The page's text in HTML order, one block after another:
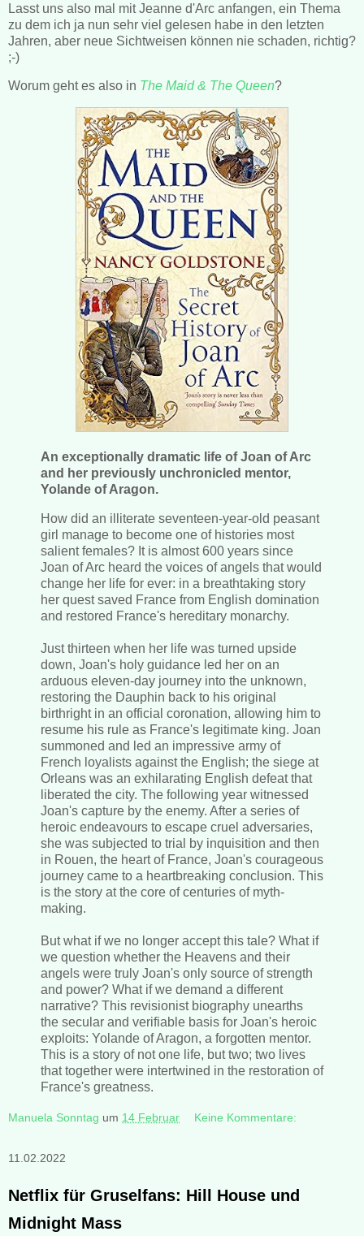
Lasst uns also mal mit Jeanne d'Arc anfangen, ein Thema
zu dem ich ja nun sehr viel gelesen habe in den letzten
Jahren, aber neue Sichtweisen können nie schaden, richtig?
;-)
Worum geht es also in The Maid & The Queen?
An exceptionally dramatic life of Joan of Arc
and her previously unchronicled mentor,
Yolande of Aragon.
How did an illiterate seventeen-year-old peasant
girl manage to become one of histories most
salient females? It is almost 600 years since
Joan of Arc heard the voices of angels that would
change her life for ever: in a breathtaking story
her quest saved France from English domination
and restored France's hereditary monarchy.
Just thirteen when her life was turned upside
down, Joan's holy guidance led her on an
arduous eleven-day journey into the unknown,
restoring the Dauphin back to his original
birthright in an official coronation, allowing him to
resume his rule as France's legitimate king. Joan
summoned and led an impressive army of
French loyalists against the English; the siege at
Orleans was an exhilarating English defeat that
liberated the city. The following year witnessed
Joan's capture by the enemy. After a series of
heroic endeavours to escape cruel adversaries,
she was subjected to trial by inquisition and then
in Rouen, the heart of France, Joan's courageous
journey came to a heartbreaking conclusion. This
is the story at the core of centuries of myth-
making.
But what if we no longer accept this tale? What if
we question whether the Heavens and their
angels were truly Joan's only source of strength
and power? What if we demand a different
narrative? This revisionist biography unearths
the secular and verifiable basis for Joan's heroic
exploits: Yolande of Aragon, a forgotten mentor.
This is a story of not one life, but two; two lives
that together were intertwined in the restoration of
France's greatness.
Manuela Sonntag um 14 Februar Keine Kommentare:
11.02.2022
Netflix für Gruselfans: Hill House und
Midnight Mass